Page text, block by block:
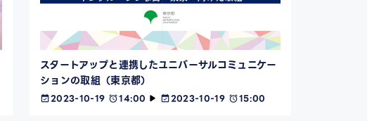
スタートアップと連携したユニバーサルコミュニケー
ションの取組（東京都）
2023-10-19 14:00 2023-10-19 15:00